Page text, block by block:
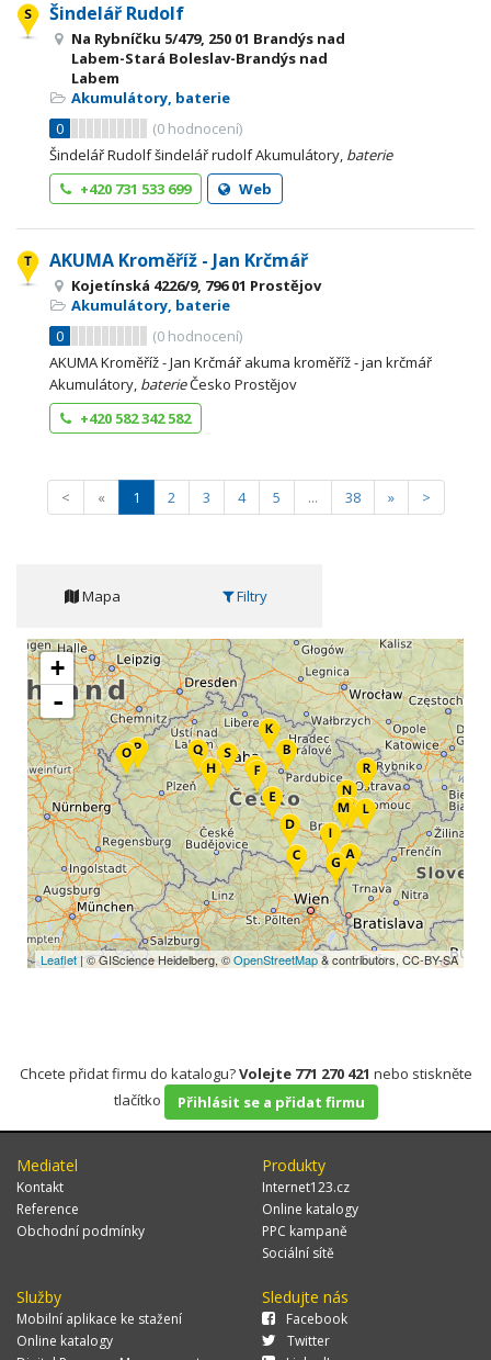
Šindelář Rudolf
Na Rybníčku 5/479, 250 01 Brandýs nad
Labem-Stará Boleslav-Brandýs nad
Labem
Akumulátory, baterie
0
(0 hodnocení)
Šindelář Rudolf šindelář rudolf Akumulátory, baterie
+420 731 533 699
Web
AKUMA Kroměříž - Jan Krčmář
Kojetínská 4226/9, 796 01 Prostějov
Akumulátory, baterie
0
(0 hodnocení)
AKUMA Kroměříž - Jan Krčmář akuma kroměříž - jan krčmář
Akumulátory, baterieČesko Prostějov
+420 582 342 582
< « 1 2 3 4 5 ... 38 » >
Mapa Filtry
+
-
Leaflet| © GIScience Heidelberg, ©OpenStreetMap& contributors, CC-BY-SA
Chcete přidat firmu do katalogu?Volejte 771 270 421 nebo stiskněte
tlačítko
Přihlásit se a přidat firmu
Mediatel
Kontakt
Reference
Obchodní podmínky
Produkty
Internet123.cz
Online katalogy
PPC kampaně
Sociální sítě
Služby
Mobilní aplikace ke stažení
Online katalogy
Sledujte nás
Facebook
Twitter